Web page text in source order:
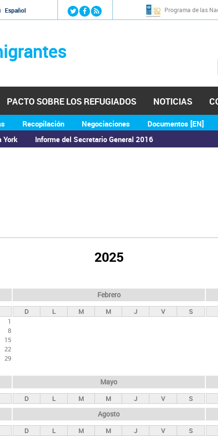
Jump to navigation
Español Programa de las
York Informe del Secretario General 2016
Recopilación Negociaciones Documentos [EN]
PACTO SOBRE LOS REFUGIADOS NOTICIAS
2025
1
8
15
22
29
Febrero
D L M M J V S
Mayo
D L M M J V S
Agosto
D L M M J V S